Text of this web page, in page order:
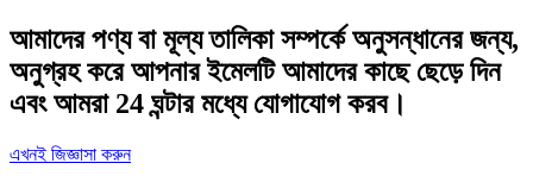
আমাদের পণ্য বা মূল্য তালিকা সম্পর্কে অনুসন্ধানের জন্য,
অনুগ্রহ করে আপনার ইমেলটি আমাদের কাছে ছেড়ে দিন
এবং আমরা 24 ঘন্টার মধ্যে যোগাযোগ করব।
এখনই জিজ্ঞাসা করুন